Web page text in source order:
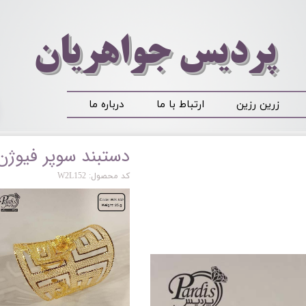
زرین رزین ارتباط با ما درباره ما
​​​​پردیس جواهریان
دستبند سوپر
کد محصول: W2L152